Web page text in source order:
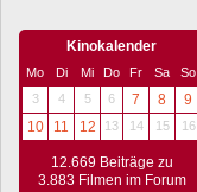
Kinokalender
Mo Di Mi Do Fr Sa
So
3
4 5 6 7 8
9
10
11 12 13 14 15 16
12.669 Beiträge zu
3.883 Filmen im Forum